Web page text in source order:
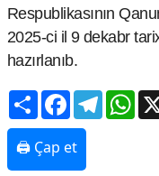
Respublikasının
2025-ci il 9 dekabr
hazırlanıb.
ShareFacebook
🖨 Çap et